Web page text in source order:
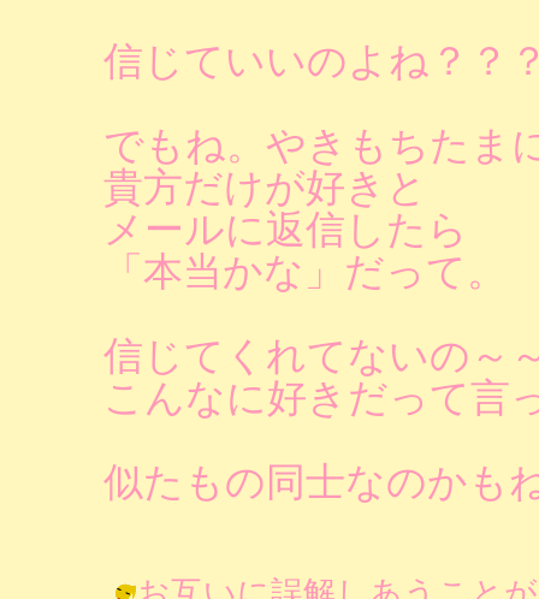
信じていいのよね？？
でもね。やきもちたま
貴方だけが好きと
メールに返信したら
「本当かな」だって。
信じてくれてないの～
こんなに好きだって言
似たもの同士なのかも